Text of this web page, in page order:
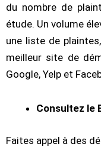
du nombre de
étude. Un volume
une liste de
meilleur site de
Google, Yelp et
Consultez le
Faites appel à des